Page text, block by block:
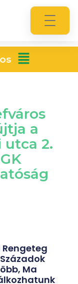
a
2.
Rengeteg
Ma